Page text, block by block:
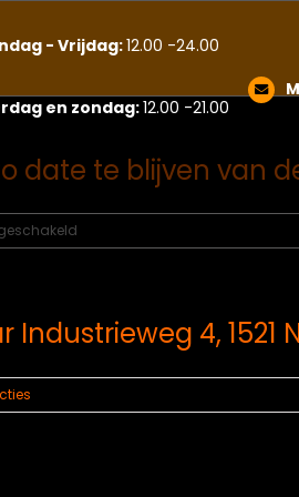
- Vrijdag:12.00 -24.00
en zondag:12.00 -21.00
date te blijven van
Volg
Facebook
om
to
4, 1521